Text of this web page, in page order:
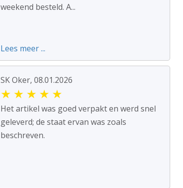
weekend besteld. A...
Lees meer ...
SK Oker, 08.01.2026
★ ★ ★ ★ ★
Het artikel was goed verpakt en werd snel
geleverd; de staat ervan was zoals
beschreven.